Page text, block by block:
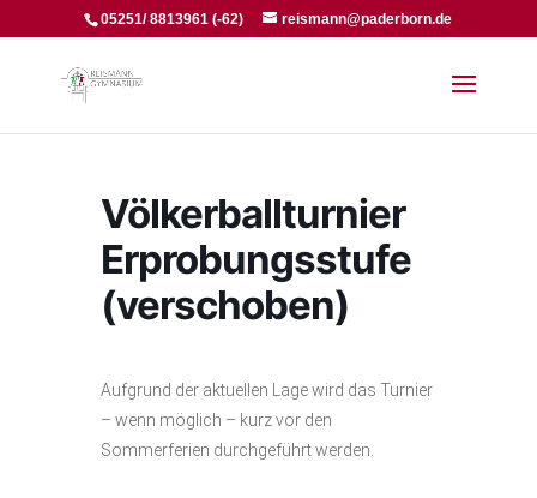
05251/ 8813961 (-62) reismann@paderborn.de
Völkerballturnier
Erprobungsstufe
(verschoben)
Aufgrund der aktuellen Lage wird das Turnier
– wenn möglich – kurz vor den
Sommerferien durchgeführt werden.